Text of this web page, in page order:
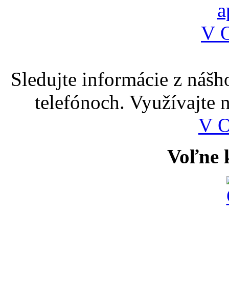
Sledujte informácie z
telefónoch. Využívajte
V
Voľne